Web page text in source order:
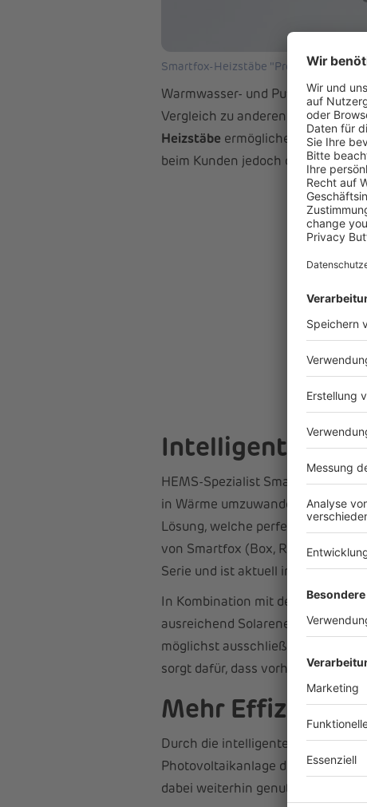
Smartfox-Heizstäbe "Pro Heater" sind
Warmwasser- und Pufferspeicher
Vergleich zu anderen
Heizstäbe ermöglichen es, diese
beim Kunden jedoch oft nicht
Intelligente
HEMS-Spezialist Smartfox aus
in Wärme umzuwandeln und den
Lösung, welche perfekt zu den
von Smartfox (Box, REG,
Serie und ist aktuell in drei
In Kombination mit dem Smartfox
ausreichend Solarenergie zur
möglichst ausschließlich
sorgt dafür, dass vorhandene
Mehr Effizienz
Durch die intelligente Nutzung
Photovoltaikanlage deutlich
dabei weiterhin genutzt und